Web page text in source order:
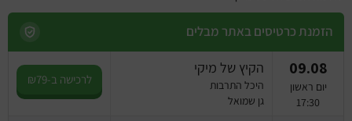
הזמנת כרטיסים באתר מבלים
09.08
יום ראשון
17:30
הקיץ של מיקי
היכל התרבות
גן שמואל
לרכישה ב-₪79